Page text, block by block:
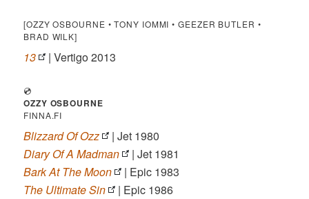
[OZZY OSBOURNE • TONY IOMMI • GEEZER BUTLER •
BRAD WILK]
13 | Vertigo 2013
💿
OZZY OSBOURNE
FINNA.FI
Blizzard Of Ozz
| Jet 1980
Diary Of A Madman
| Jet 1981
Bark At The Moon
| Epic 1983
The Ultimate Sin
| Epic 1986